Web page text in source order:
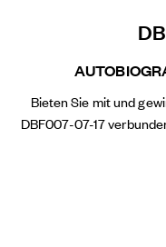
Bieten Sie mit und
DBF007-07-17